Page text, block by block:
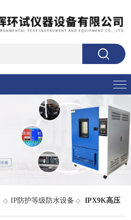
◇IP防护等级防水设备 ◇IPX9K高压